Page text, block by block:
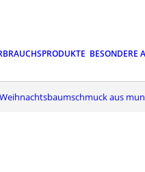
BESONDERE
Weihnachtsbaumschmuck aus